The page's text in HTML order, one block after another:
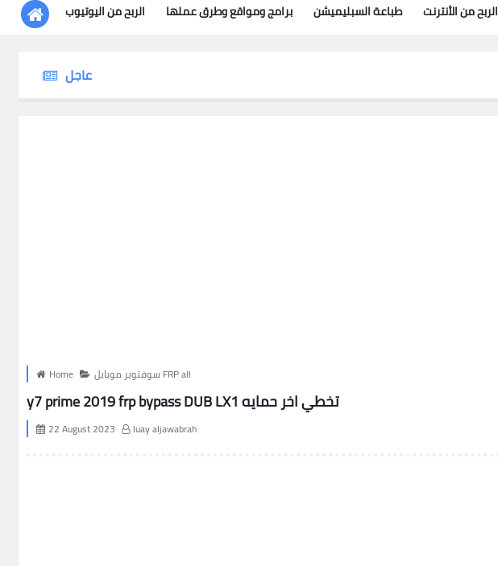
الربح من اليوتيوب برامج ومواقع وطرق عملها طباعة السبليميشن الربح من الأنترنت
عاجل
Home سوفتوير موبايل FRP all
y7 prime 2019 frp bypass DUB LX1 تخطي اخر حمايه
22 August 2023 luay aljawabrah